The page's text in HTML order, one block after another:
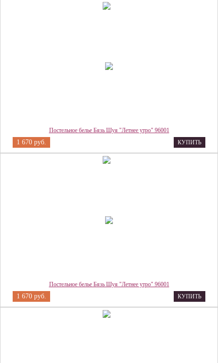
Постельное белье Бязь Шуя "Летнее утро" 96001
1 670 руб. КУПИТЬ
Постельное белье Бязь Шуя "Летнее утро" 96001
1 670 руб. КУПИТЬ